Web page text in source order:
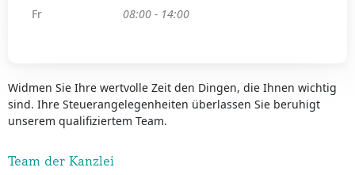
Widmen Sie Ihre wertvolle Zeit den Dingen, die Ihnen wichtig
sind. Ihre Steuerangelegenheiten überlassen Sie beruhigt
unserem qualifiziertem Team.
Team der Kanzlei
Fr
08:00 - 14:00